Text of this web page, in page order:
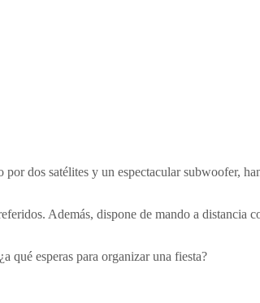
dos satélites y un espectacular subwoofer,
Además, dispone de mando a distancia
qué esperas para organizar una fiesta?